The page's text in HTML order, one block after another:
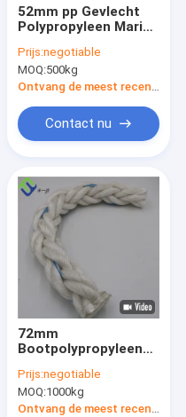
52mm pp Gevlecht
Polypropyleen Marine
Bundel
Prijs:negotiable
MOQ:500kg
Contact nu
72mm
Bootpolypropyleen
voor Marine
Equipment
Prijs:negotiable
MOQ:1000kg
Ontvang de meest recente Prijs